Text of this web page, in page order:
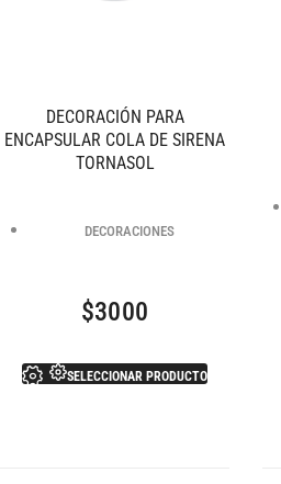
DECORACIÓN PARA
ENCAPSULAR COLA DE SIRENA
TORNASOL
DECORACIONES
$3000
SELECCIONAR PRODUCTO